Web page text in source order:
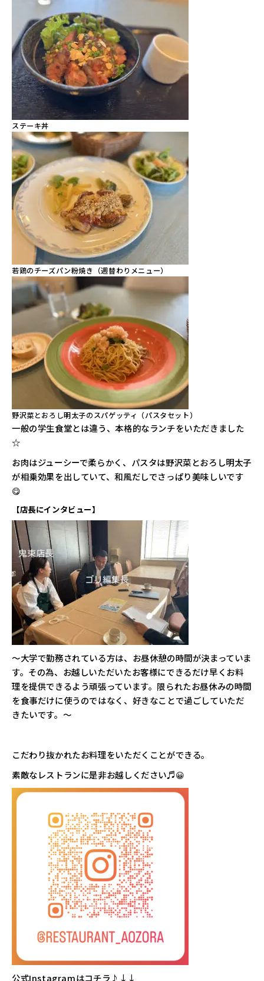
ステーキ丼
若鶏のチーズパン粉焼き（週替わりメニュー）
野沢菜とおろし明太子のスパゲッティ（パスタセット）
一般の学生食堂とは違う、本格的なランチをいただきました
☆
お肉はジューシーで柔らかく、パスタは野沢菜とおろし明太子
が相乗効果を出していて、和風だしでさっぱり美味しいです
😋
【店長にインタビュー】
～大学で勤務されている方は、お昼休憩の時間が決まっていま
す。その為、お越しいただいたお客様にできるだけ早くお料
理を提供できるよう頑張っています。限られたお昼休みの時間
を食事だけに使うのではなく、好きなことで過ごしていただ
きたいです。～
こだわり抜かれたお料理をいただくことができる。
素敵なレストランに是非お越しください♬😀
公式Instagramはコチラ♪↓↓